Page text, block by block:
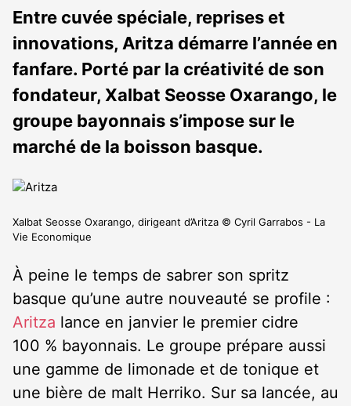
aux
abonnés
Entre cuvée spéciale, reprises et
innovations, Aritza démarre l’année en
fanfare. Porté par la créativité de son
fondateur, Xalbat Seosse Oxarango, le
groupe bayonnais s’impose sur le
marché de la boisson basque.
Xalbat Seosse Oxarango, dirigeant d’Aritza © Cyril Garrabos - La
Vie Economique
À peine le temps de sabrer son spritz
basque qu’une autre nouveauté se profile :
Aritza lance en janvier le premier cidre
100 % bayonnais. Le groupe prépare aussi
une gamme de limonade et de tonique et
une bière de malt Herriko. Sur sa lancée, au